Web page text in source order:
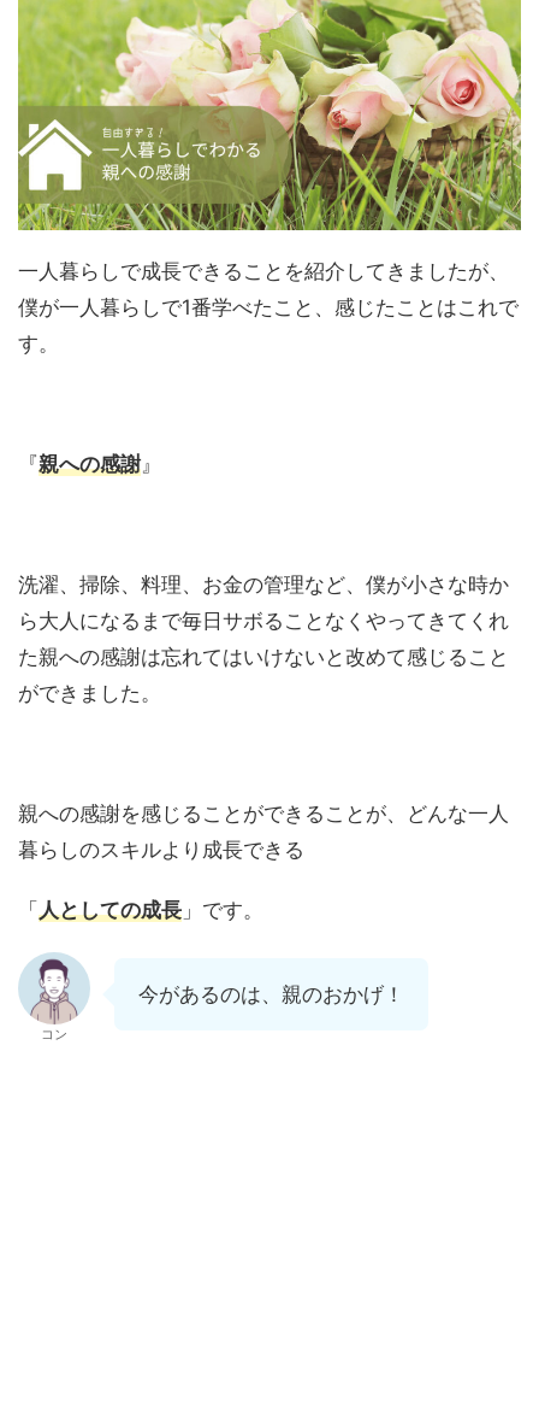
一人暮らしで成長できることを紹介してきましたが、
僕が一人暮らしで1番学べたこと、感じたことはこれで
す。
『親への感謝』
洗濯、掃除、料理、お金の管理など、僕が小さな時か
ら大人になるまで毎日サボることなくやってきてくれ
た親への感謝は忘れてはいけないと改めて感じること
ができました。
親への感謝を感じることができることが、どんな一人
暮らしのスキルより成長できる
「 人としての成長 」です。
コン
今があるのは、親のおかげ！